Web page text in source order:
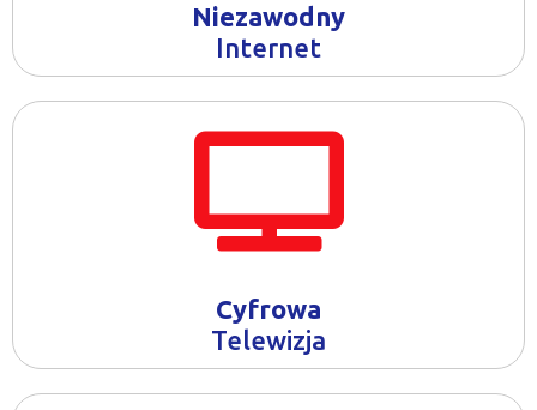
Niezawodny
Internet
Cyfrowa
Telewizja